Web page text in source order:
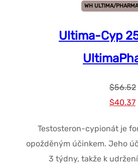
WH ULTIMA/
Ultima-Cyp
$56.52
Původní
byla:
$56.52.
$40.37
Testosteron-cypionát je
opožděným účinkem. Jeho
3 týdny, takže k